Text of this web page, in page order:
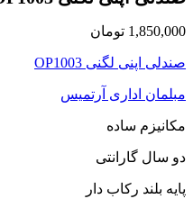
1,850,000 تومان
صندلی اپنی لگنی OP1003
مبلمان اداری آرتمیس
مکانیزم ساده
دو سال گارانتی
پایه بلند رکاب دار